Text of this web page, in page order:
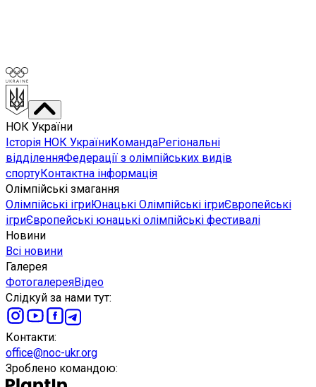
НОК України
Історія НОК УкраїниКомандаРегіональні
відділенняФедерації з олімпійських видів
спортуКонтактна інформація
Олімпійські змагання
Олімпійські ігриЮнацькі Олімпійські ігриЄвропейські
ігриЄвропейські юнацькі олімпійські фестивалі
Новини
Всі новини
Галерея
ФотогалереяВідео
Слідкуй за нами тут:
Контакти:
office@noc-ukr.org
Зроблено командою: